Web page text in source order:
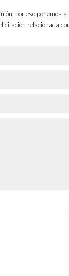
por eso ponemos
relacionada